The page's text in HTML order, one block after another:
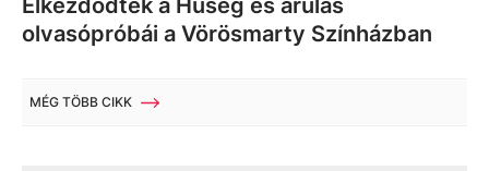
Elkezdődtek a Hűség és árulás
olvasópróbái a Vörösmarty Színházban
MÉG TÖBB CIKK